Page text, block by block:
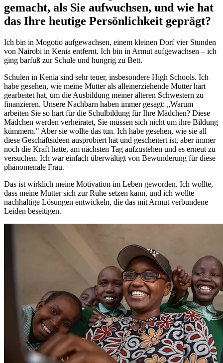
gemacht, als Sie aufwuchsen, und wie hat
das Ihre heutige Persönlichkeit geprägt?
Ich bin in Mogotio aufgewachsen, einem kleinen Dorf vier Stunden
von Nairobi in Kenia entfernt. Ich bin in Armut aufgewachsen – ich
ging barfuß zur Schule und hungrig zu Bett.
Schulen in Kenia sind sehr teuer, insbesondere High Schools. Ich
habe gesehen, wie meine Mutter als alleinerziehende Mutter hart
gearbeitet hat, um die Ausbildung meiner älteren Schwestern zu
finanzieren. Unsere Nachbarn haben immer gesagt: „Warum
arbeiten Sie so hart für die Schulbildung für Ihre Mädchen? Diese
Mädchen werden verheiratet, Sie müssen sich nicht um ihre Bildung
kümmern." Aber sie wollte das tun. Ich habe gesehen, wie sie all
diese Geschäftsideen ausprobiert hat und gescheitert ist, aber immer
noch die Kraft hatte, am nächsten Tag aufzustehen und es erneut zu
versuchen. Ich war einfach überwältigt von Bewunderung für diese
phänomenale Frau.
Das ist wirklich meine Motivation im Leben geworden. Ich wollte,
dass meine Mutter sich zur Ruhe setzen kann, und ich wollte
nachhaltige Lösungen entwickeln, die das mit Armut verbundene
Leiden beseitigen.